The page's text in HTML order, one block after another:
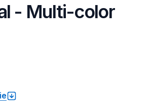
- Multi-color